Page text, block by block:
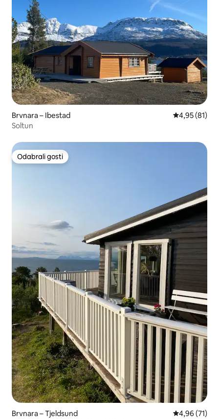
Brvnara – Ibestad Prosječna
4,95 (81)
Soltun
Odabrali gosti
Odabrali gosti
Brvnara – Tjeldsund Prosječna
4,96 (71)